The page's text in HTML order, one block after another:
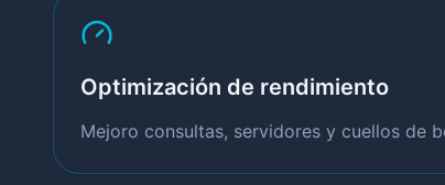
Optimización de rendimiento
Mejoro consultas, servidores y cuellos de